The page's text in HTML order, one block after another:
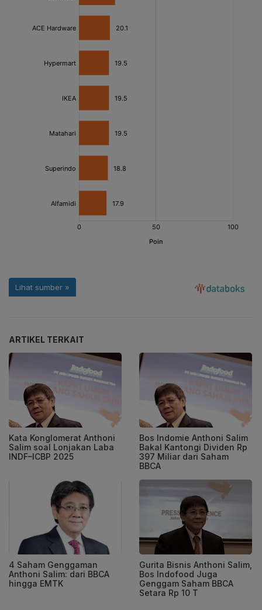
ARTIKEL TERKAIT
Kata Konglomerat Anthoni
Salim soal Lonjakan Laba
INDF–ICBP 2025
Bos Indomie Anthoni Salim
Bakal Kantongi Dividen Rp
397 Miliar dari Saham
BBCA
4 Saham Genggaman
Anthoni Salim: dari BBCA
hingga EMTK
Gurita Bisnis Anthoni Salim,
Bos Indofood Juga
Genggam Saham BBCA
Setara Rp 10 T